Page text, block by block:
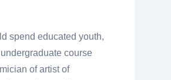
spend educated youth,
course
of artist of